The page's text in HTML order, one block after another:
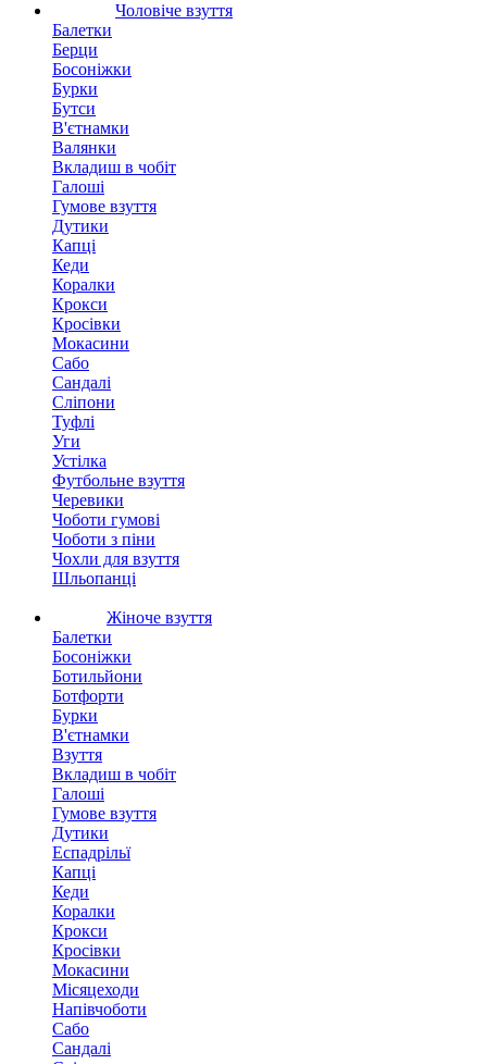
Чоловіче взуття
Балетки
Берци
Босоніжки
Бурки
Бутси
В'єтнамки
Валянки
Вкладиш в чобіт
Галоші
Гумове взуття
Дутики
Капці
Кеди
Коралки
Крокси
Кросівки
Мокасини
Сабо
Сандалі
Сліпони
Туфлі
Уги
Устілка
Футбольне взуття
Черевики
Чоботи гумові
Чоботи з піни
Чохли для взуття
Шльопанці
Жіноче взуття
Балетки
Босоніжки
Ботильйони
Ботфорти
Бурки
В'єтнамки
Взуття
Вкладиш в чобіт
Галоші
Гумове взуття
Дутики
Еспадрільї
Капці
Кеди
Коралки
Крокси
Кросівки
Мокасини
Місяцеходи
Напівчоботи
Сабо
Сандалі